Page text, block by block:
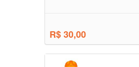
R$ 30,00